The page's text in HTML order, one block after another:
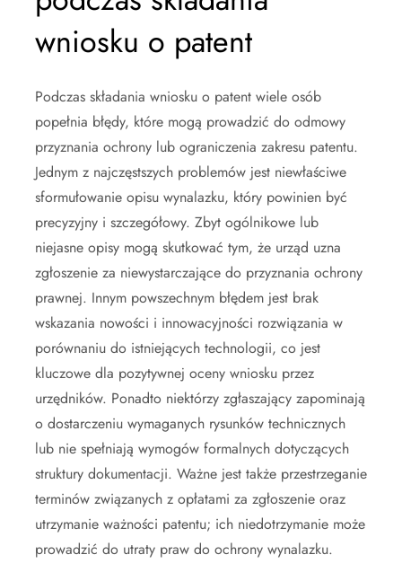
wniosku o patent
Podczas składania wniosku o patent wiele osób
popełnia błędy, które mogą prowadzić do odmowy
przyznania ochrony lub ograniczenia zakresu patentu.
Jednym z najczęstszych problemów jest niewłaściwe
sformułowanie opisu wynalazku, który powinien być
precyzyjny i szczegółowy. Zbyt ogólnikowe lub
niejasne opisy mogą skutkować tym, że urząd uzna
zgłoszenie za niewystarczające do przyznania ochrony
prawnej. Innym powszechnym błędem jest brak
wskazania nowości i innowacyjności rozwiązania w
porównaniu do istniejących technologii, co jest
kluczowe dla pozytywnej oceny wniosku przez
urzędników. Ponadto niektórzy zgłaszający zapominają
o dostarczeniu wymaganych rysunków technicznych
lub nie spełniają wymogów formalnych dotyczących
struktury dokumentacji. Ważne jest także przestrzeganie
terminów związanych z opłatami za zgłoszenie oraz
utrzymanie ważności patentu; ich niedotrzymanie może
prowadzić do utraty praw do ochrony wynalazku.